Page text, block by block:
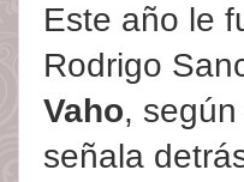
Este año le
Rodrigo
Vaho,
señala